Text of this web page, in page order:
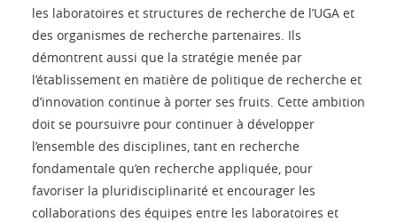
les laboratoires et structures de recherche de l’UGA et
des organismes de recherche partenaires. Ils
démontrent aussi que la stratégie menée par
l’établissement en matière de politique de recherche et
d’innovation continue à porter ses fruits. Cette ambition
doit se poursuivre pour continuer à développer
l’ensemble des disciplines, tant en recherche
fondamentale qu’en recherche appliquée, pour
favoriser la pluridisciplinarité et encourager les
collaborations des équipes entre les laboratoires et